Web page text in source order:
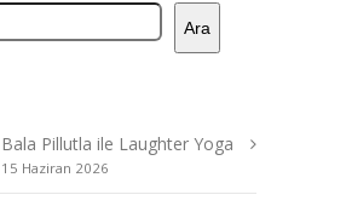
Ara
Bala Pillutla ile Laughter Yoga
15 Haziran 2026